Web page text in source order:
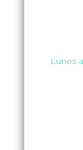
Lunes